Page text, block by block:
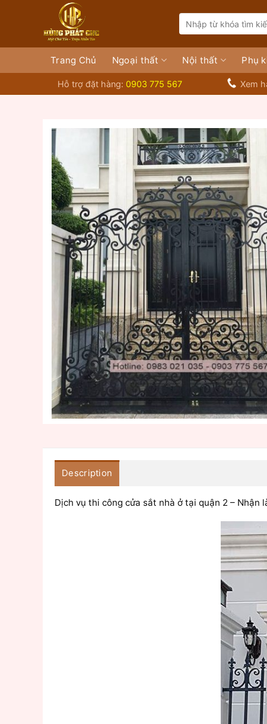
dung
for:
Trang Chủ Ngoại thất Nội thất Phụ
Hỗ trợ đặt hàng: 0903 775 567 Xem
Description
Dịch vụ thi công cửa sắt nhà ở tại quận 2 – Nhận